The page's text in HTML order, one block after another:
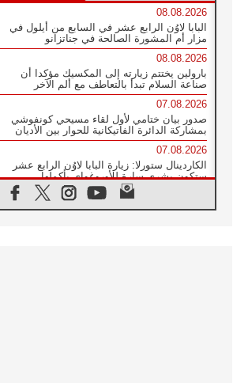
08.08.2026
البابا لاوُن الرابع عشر في السابع من أيلول في
مزار أم المشورة الصالحة في جناتزانو
08.08.2026
بارولين يختتم زيارته إلى المكسيك مؤكدا أن
صناعة السلام تبدأ بالتعاطف مع ألم الآخر
07.08.2026
صدور بيان ختامي لأول لقاء مسيحي كونفوشي
بمشاركة الدائرة الفاتيكانية للحوار بين الأديان
07.08.2026
الكاردينال ستورلا: زيارة البابا لاوُن الرابع عشر
ستكون بشرى سارة للأوروغواي بأكملها
الفاتيكان يعلن برنامج الزيارة الرسولية للبابا لاوُن